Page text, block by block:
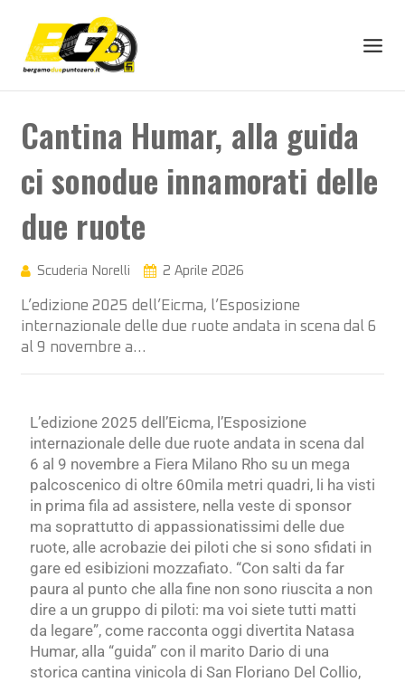
Cantina Humar, alla guida
ci sonodue innamorati delle
due ruote
Scuderia Norelli 2 Aprile 2026
L’edizione 2025 dell’Eicma, l’Esposizione
internazionale delle due ruote andata in scena dal 6
al 9 novembre a…
L’edizione 2025 dell’Eicma, l’Esposizione
internazionale delle due ruote andata in scena dal
6 al 9 novembre a Fiera Milano Rho su un mega
palcoscenico di oltre 60mila metri quadri, li ha visti
in prima fila ad assistere, nella veste di sponsor
ma soprattutto di appassionatissimi delle due
ruote, alle acrobazie dei piloti che si sono sfidati in
gare ed esibizioni mozzafiato. “Con salti da far
paura al punto che alla fine non sono riuscita a non
dire a un gruppo di piloti: ma voi siete tutti matti
da legare”, come racconta oggi divertita Natasa
Humar, alla “guida” con il marito Dario di una
storica cantina vinicola di San Floriano Del Collio,